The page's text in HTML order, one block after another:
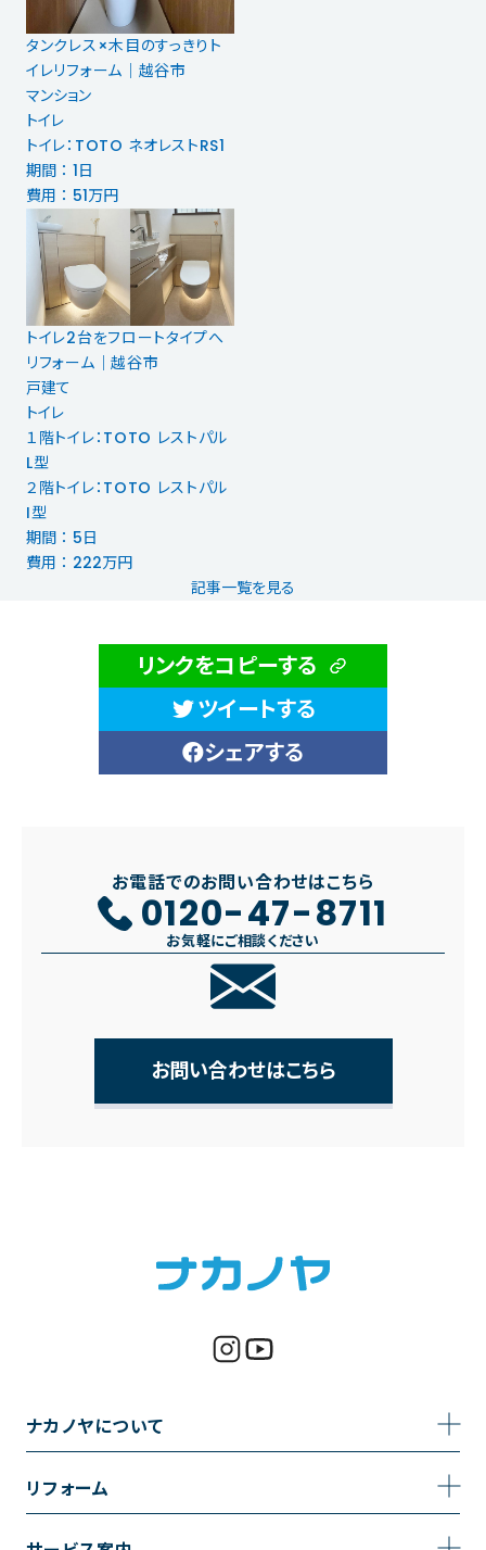
タンクレス×木目のすっきりト
イレリフォーム｜越谷市
マンション
トイレ
トイレ：TOTO ネオレストRS1
期間 ： 1日
費用 ： 51万円
トイレ2台をフロートタイプへ
リフォーム｜越谷市
戸建て
トイレ
１階トイレ：TOTO レストパル
L型
２階トイレ：TOTO レストパル
I型
期間 ： 5日
費用 ： 222万円
記事一覧を見る
リンクをコピーする
ツイートする
シェアする
お電話でのお問い合わせはこちら
0120-47-8711
お気軽にご相談ください
お問い合わせはこちら
ナカノヤについて
事業内容
リフォーム
トイレのリフォーム